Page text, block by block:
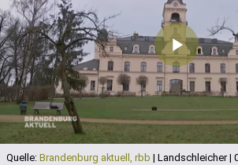
Play
Video
Quelle: Brandenburg aktuell, rbb | Landschleicher |